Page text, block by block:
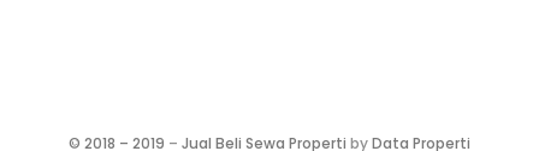
© 2018 – 2019 – Jual Beli Sewa Properti byData Properti